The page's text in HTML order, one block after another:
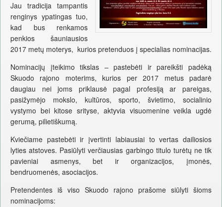
Jau tradicija tampantis
renginys ypatingas tuo,
kad bus renkamos
penkios šauniausios
2017 metų moterys, kurios pretenduos į specialias nominacijas.
Nominacijų įteikimo tikslas – pastebėti ir pareikšti padėką
Skuodo rajono moterims, kurios per 2017 metus padarė
daugiau nei joms priklausė pagal profesiją ar pareigas,
pasižymėjo mokslo, kultūros, sporto, švietimo, socialinio
vystymo bei kitose srityse, aktyvia visuomenine veikla ugdė
gerumą, pilietiškumą.
Kviečiame pastebėti ir įvertinti labiausiai to vertas dailiosios
lyties atstoves. Pasiūlyti verčiausias garbingo titulo turėtų ne tik
pavieniai asmenys, bet ir organizacijos, įmonės,
bendruomenės, asociacijos.
Pretendentes iš viso Skuodo rajono prašome siūlyti šioms
nominacijoms: